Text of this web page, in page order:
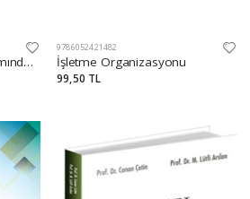
Sosyal Medyanın İş Yaşamındaki Yeri
9786052421482
İşletme Organizasyonu
99,50 TL